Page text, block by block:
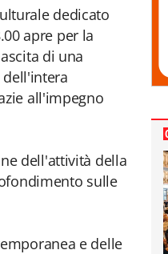
dedicato
apre per la
di una
dell'intera
all'impegno
dell'attività della
sulle
e delle